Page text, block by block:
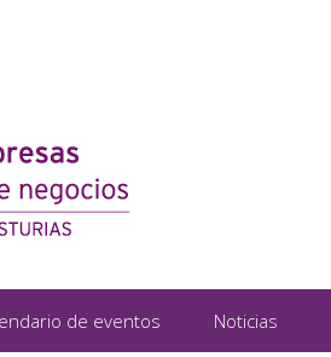
de eventos Noticias